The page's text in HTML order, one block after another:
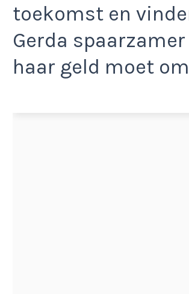
toekomst en
Gerda
haar geld moet